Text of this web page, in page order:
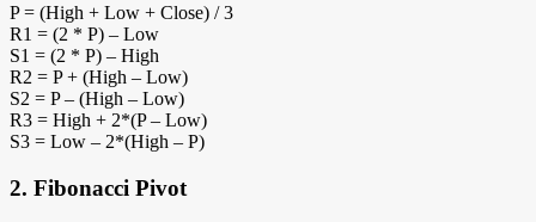
P = (High + Low + Close) / 3
R1 = (2 * P) – Low
S1 = (2 * P) – High
R2 = P + (High – Low)
S2 = P – (High – Low)
R3 = High + 2*(P – Low)
S3 = Low – 2*(High – P)
2. Fibonacci Pivot